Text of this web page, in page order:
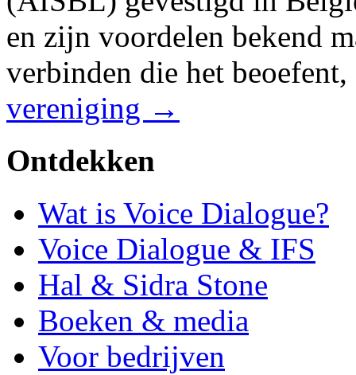
en zijn voordelen bekend
verbinden die het
vereniging →
Ontdekken
Wat is Voice Dialogue?
Voice Dialogue & IFS
Hal & Sidra Stone
Boeken & media
Voor bedrijven